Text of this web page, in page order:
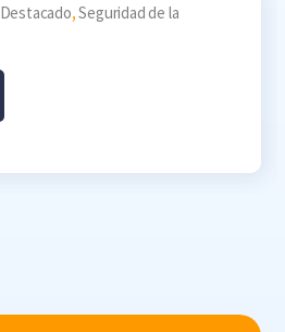
Destacado,Seguridad de la